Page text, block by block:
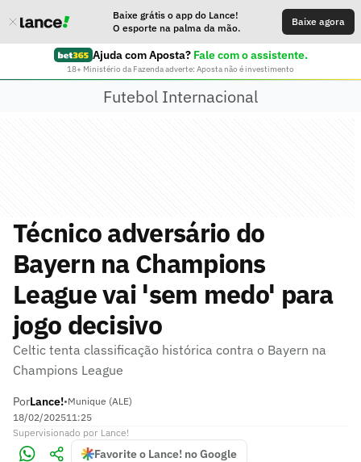
Baixe grátis o app do Lance!
O esporte na palma da mão.
Baixe agora
Ajuda com Aposta? Fale com o assistente.
18+ Ministério da Fazenda adverte: Aposta não é investimento
Futebol Internacional
Técnico adversário do
Bayern na Champions
League vai 'sem medo' para
jogo decisivo
Celtic tenta classificação histórica contra o Bayern na
Champions League
PorLance!•Munique (ALE)
18/02/202511:25
Supervisionado por Lance!
Favorite o Lance! no Google